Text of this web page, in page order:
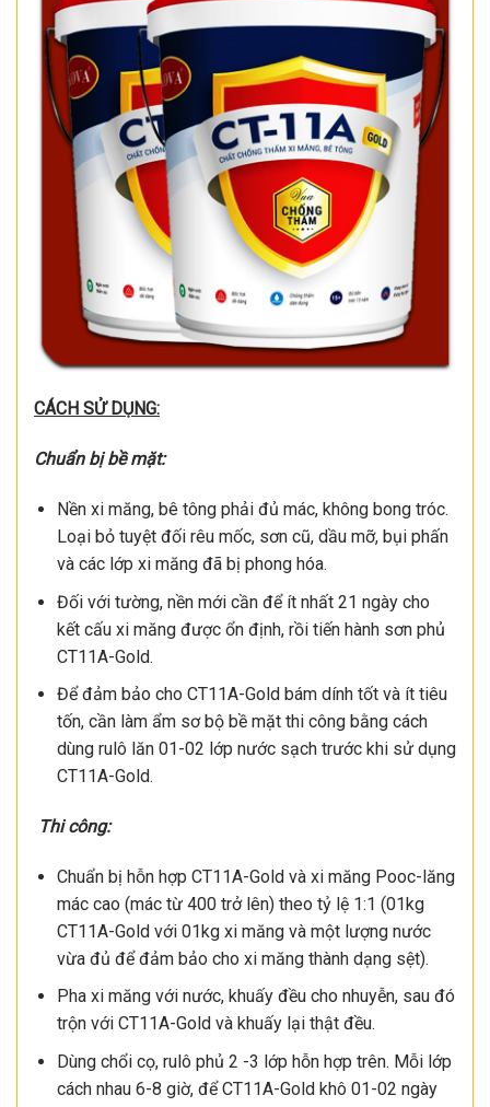
CÁCH SỬ DỤNG:
Chuẩn bị bề mặt:
Nền xi măng, bê tông phải đủ mác, không bong tróc.
Loại bỏ tuyệt đối rêu mốc, sơn cũ, dầu mỡ, bụi phấn
và các lớp xi măng đã bị phong hóa.
Đối với tường, nền mới cần để ít nhất 21 ngày cho
kết cấu xi măng được ổn định, rồi tiến hành sơn phủ
CT11A-Gold.
Để đảm bảo cho CT11A-Gold bám dính tốt và ít tiêu
tốn, cần làm ẩm sơ bộ bề mặt thi công bằng cách
dùng rulô lăn 01-02 lớp nước sạch trước khi sử dụng
CT11A-Gold.
Thi công:
Chuẩn bị hỗn hợp CT11A-Gold và xi măng Pooc-lăng
mác cao (mác từ 400 trở lên) theo tỷ lệ 1:1 (01kg
CT11A-Gold với 01kg xi măng và một lượng nước
vừa đủ để đảm bảo cho xi măng thành dạng sệt).
Pha xi măng với nước, khuấy đều cho nhuyễn, sau đó
trộn với CT11A-Gold và khuấy lại thật đều.
Dùng chổi cọ, rulô phủ 2 -3 lớp hỗn hợp trên. Mỗi lớp
cách nhau 6-8 giờ, để CT11A-Gold khô 01-02 ngày